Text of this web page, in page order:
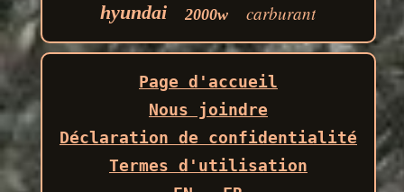
hyundai 2000w carburant
Page d'accueil
Nous joindre
Déclaration de confidentialité
Termes d'utilisation